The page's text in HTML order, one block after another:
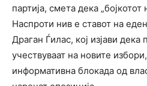
партија, смета дека „бојкотот
Наспроти нив е ставот на
Драган Ѓилас, кој изјави дека
учествуваат на новите
информативна блокада од